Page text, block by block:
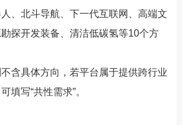
、北斗导航、下一代互联网、高端文
探开发装备、清洁低碳氢等10个方
含具体方向，若平台属于提供跨行业
填写“共性需求”。